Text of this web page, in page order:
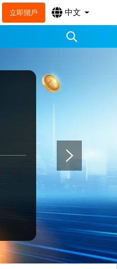
立即開戶 中文